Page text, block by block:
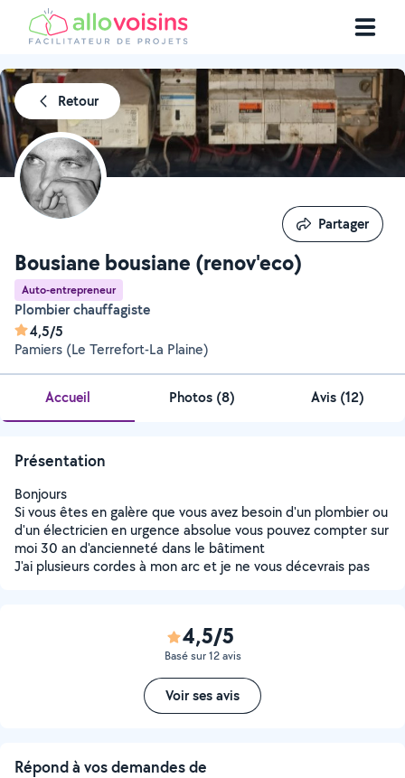
Retour
Bousiane bousiane (renov'eco)
Auto-entrepreneur
Plombier chauffagiste
4,5/5
Pamiers (Le Terrefort-La Plaine)
Partager
Partager
Accueil Photos (8) Avis (12)
Présentation
Bonjours
Si vous êtes en galère que vous avez besoin d'un plombier ou
d'un électricien en urgence absolue vous pouvez compter sur
moi 30 an d'ancienneté dans le bâtiment
J'ai plusieurs cordes à mon arc et je ne vous décevrais pas
4,5/5
Basé sur 12 avis
Voir ses avis
Répond à vos demandes de